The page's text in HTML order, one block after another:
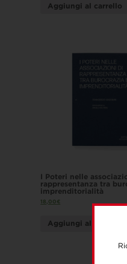
Aggiungi al carrello
I Poteri nelle
rappresentanza tra
imprenditorialità
18,00€
Aggiungi al carrello